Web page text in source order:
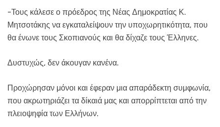
-Τους κάλεσε ο πρόεδρος της Νέας Δημοκρατίας Κ.
Μητσοτάκης να εγκαταλείψουν την υποχωρητικότητα, που
θα ένωνε τους Σκοπιανούς και θα δίχαζε τους Έλληνες.
Δυστυχώς, δεν άκουγαν κανένα.
Προχώρησαν μόνοι και έφεραν μια απαράδεκτη συμφωνία,
που ακρωτηριάζει τα δίκαιά μας και απορρίπτεται από την
πλειοψηφία των Ελλήνων.